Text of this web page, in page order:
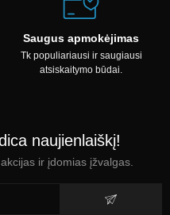
Saugus apmokėjimas
Tk populiariausi ir saugiausi
atsiskaitymo būdai.
naujienlaiškį!
ir įdomias įžvalgas.